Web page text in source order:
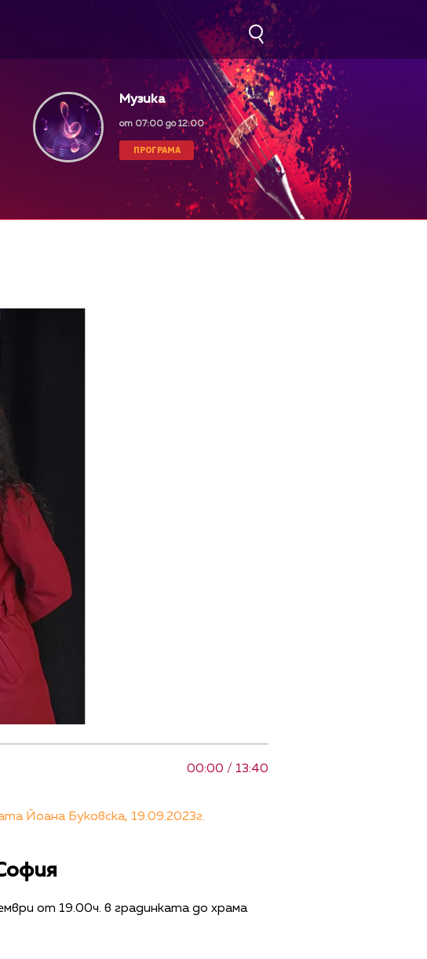
Музика
от 07:00 до 12:00
ПРОГРАМА
00:00 / 13:40
Йоана Буковска, 19.09.2023г.
от 19.00ч. в градинката до храма